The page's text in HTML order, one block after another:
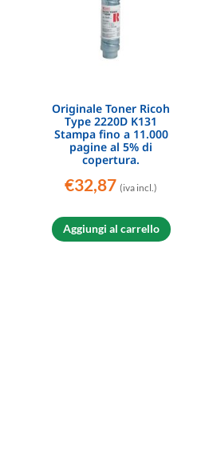
Originale Toner Ricoh
Type 2220D K131
Stampa fino a 11.000
pagine al 5% di
copertura.
€32,87 (iva incl.)
Aggiungi al carrello